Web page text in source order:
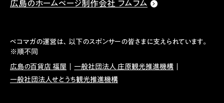
広島のホームページ制作会社 フムフム
ペコマガの運営は、以下のスポンサーの皆さまに支えられています。
※順不同
広島の百貨店 福屋
一般社団法人 庄原観光推進機構
一般社団法人せとうち観光推進機構